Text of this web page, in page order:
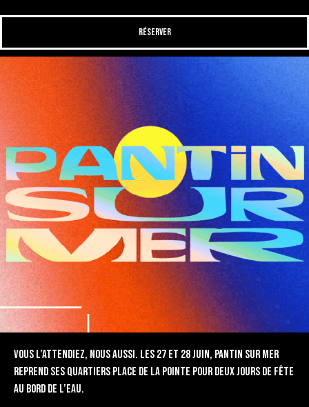
RÉSERVER
Vous l’attendiez, nous aussi. Les 27 et 28 juin, Pantin sur Mer
reprend ses quartiers Place de la Pointe pour deux jours de fête
au bord de l’eau.